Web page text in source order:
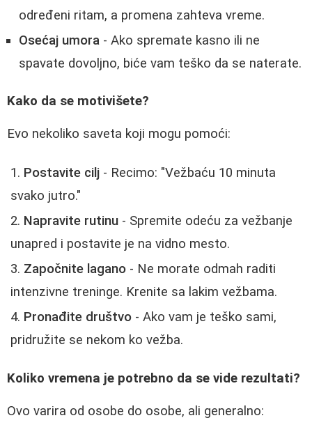
određeni ritam, a promena zahteva vreme.
Osećaj umora - Ako spremate kasno ili ne
spavate dovoljno, biće vam teško da se naterate.
Kako da se motivišete?
Evo nekoliko saveta koji mogu pomoći:
Postavite cilj - Recimo: "Vežbaću 10 minuta
svako jutro."
Napravite rutinu - Spremite odeću za vežbanje
unapred i postavite je na vidno mesto.
Započnite lagano - Ne morate odmah raditi
intenzivne treninge. Krenite sa lakim vežbama.
Pronađite društvo - Ako vam je teško sami,
pridružite se nekom ko vežba.
Koliko vremena je potrebno da se vide rezultati?
Ovo varira od osobe do osobe, ali generalno: